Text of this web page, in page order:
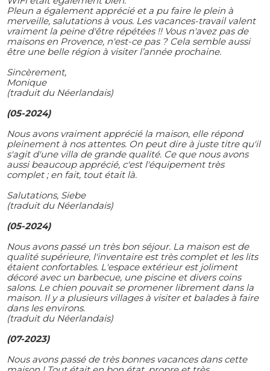
Pleun a également apprécié et a pu faire le plein à
merveille, salutations à vous. Les vacances-travail valent
vraiment la peine d'être répétées !! Vous n'avez pas de
maisons en Provence, n'est-ce pas ? Cela semble aussi
être une belle région à visiter l’année prochaine.
Sincèrement,
Monique
(traduit du Néerlandais)
(05-2024)
Nous avons vraiment apprécié la maison, elle répond
pleinement à nos attentes. On peut dire à juste titre qu'il
s'agit d'une villa de grande qualité. Ce que nous avons
aussi beaucoup apprécié, c'est l'équipement très
complet ; en fait, tout était là.
Salutations, Siebe
(traduit du Néerlandais)
(05-2024)
Nous avons passé un très bon séjour. La maison est de
qualité supérieure, l'inventaire est très complet et les lits
étaient confortables. L'espace extérieur est joliment
décoré avec un barbecue, une piscine et divers coins
salons. Le chien pouvait se promener librement dans la
maison. Il y a plusieurs villages à visiter et balades à faire
dans les environs.
(traduit du Néerlandais)
(07-2023)
Nous avons passé de très bonnes vacances dans cette